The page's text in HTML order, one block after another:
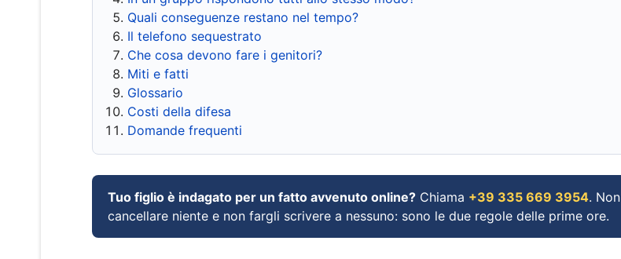
Quali conseguenze restano nel tempo?
Il telefono sequestrato
Che cosa devono fare i genitori?
Miti e fatti
Glossario
Costi della difesa
Domande frequenti
Tuo figlio è indagato per un fatto avvenuto online? Chiama +39 335 669 3954. Non
cancellare niente e non fargli scrivere a nessuno: sono le due regole delle prime ore.